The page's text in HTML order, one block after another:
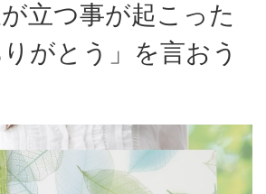
立つ事が起こった
がとう」を言おう